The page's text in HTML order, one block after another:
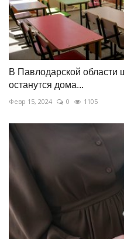
В Павлодарской области
останутся дома...
Февр 15, 2024 0 1105